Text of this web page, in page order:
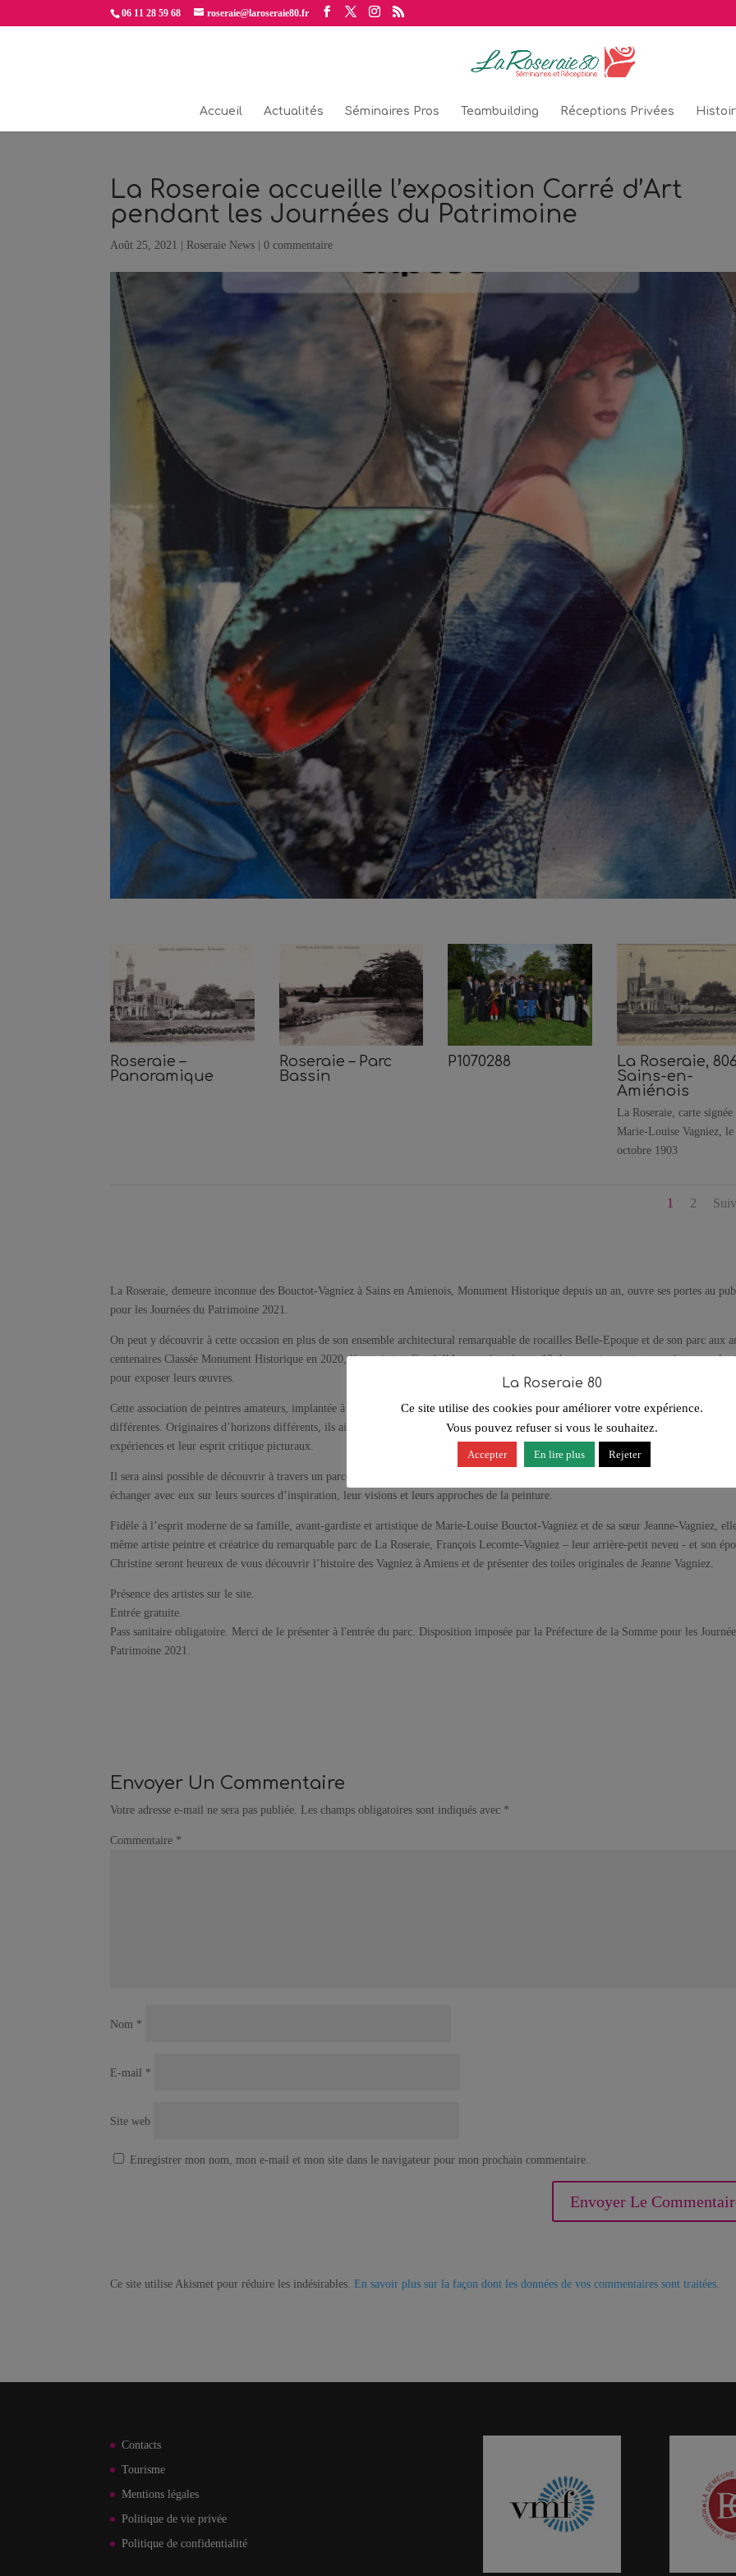
06 11 28 59 68 roseraie@laroseraie80.fr
Accueil Actualités Séminaires Pros Teambuilding Réceptions Privées
La Roseraie accueille l’exposition Carré d’Art
pendant les Journées du Patrimoine
Août 25, 2021 Roseraie News |0 commentaire
Roseraie –
Panoramique
Roseraie – Parc
Bassin
P1070288
La Roseraie,
Sains-en-
Amiénois
La Roseraie, carte signée
Marie-Louise Vagniez, le
octobre 1903
1 2
La Roseraie, demeure inconnue des Bouctot-Vagniez à Sains en Amienois, Monument Historique depuis un an, ouvre ses portes au
pour les Journées du Patrimoine 2021.
On peut y découvrir à cette occasion en plus de son ensemble architectural remarquable de rocailles Belle-Epoque et de son parc aux
centenaires Classée Monument Historique en 2020, l’association Carré d’Art représentée par 13 de ses artistes peintres présents sur le
pour exposer leurs œuvres.
Cette association de peintres amateurs, implantée à Sains depuis 2014, regroupe des artistes passionnés et enthousiastes, aux sensibilités
différentes. Originaires d’horizons différents, ils aiment se retrouver autour de leur passion commune, la peinture pour confronter
expériences et leur esprit critique picturaux.
Il sera ainsi possible de découvrir à travers un parcours en pleine nature et au milieu des rocailles (si le temps le permet) leurs
échanger avec eux sur leurs sources d’inspiration, leur visions et leurs approches de la peinture.
Fidèle à l’esprit moderne de sa famille, avant-gardiste et artistique de Marie-Louise Bouctot-Vagniez et de sa sœur Jeanne-Vagniez,
même artiste peintre et créatrice du remarquable parc de La Roseraie, François Lecomte-Vagniez – leur arrière-petit neveu - et son
Christine seront heureux de vous découvrir l’histoire des Vagniez à Amiens et de présenter des toiles originales de Jeanne Vagniez.
Présence des artistes sur le site.
Entrée gratuite.
Pass sanitaire obligatoire. Merci de le présenter à l'entrée du parc. Disposition imposée par la Préfecture de la Somme pour les
Patrimoine 2021.
Envoyer Un Commentaire
Votre adresse e-mail ne sera pas publiée. Les champs obligatoires sont indiqués avec *
Commentaire *
Nom *
E-mail *
Site web
Enregistrer mon nom, mon e-mail et mon site dans le navigateur pour mon prochain commentaire.
Ce site utilise Akismet pour réduire les indésirables.En savoir plus sur la façon dont les données de vos commentaires sont traitées.
Contacts
Tourisme
Mentions légales
Politique de vie privée
Politique de confidentialité
La Roseraie 80
Ce site utilise des cookies pour améliorer votre expérience.
Vous pouvez refuser si vous le souhaitez.
Accepter En lire plus Rejeter